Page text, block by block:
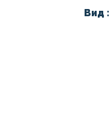
Вид :